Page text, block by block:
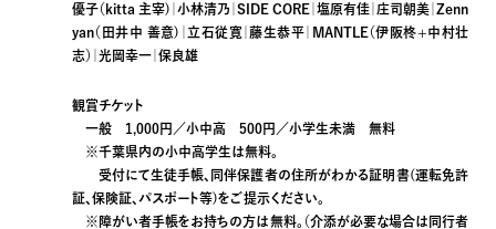
優子（kitta 主宰)｜小林清乃｜SIDE CORE｜塩原有佳｜庄司朝美｜Zenn
yan（田井中 善意)｜立石従寛｜藤生恭平｜MANTLE（伊阪柊+中村壮
志）｜光岡幸一｜保良雄
観賞チケット
一般 1,000円／小中高 500円／小学生未満 無料
※千葉県内の小中高学生は無料。
受付にて生徒手帳、同伴保護者の住所がわかる証明書(運転免許
証、保険証、パスポート等)をご提示ください。
※障がい者手帳をお持ちの方は無料。（介添が必要な場合は同行者